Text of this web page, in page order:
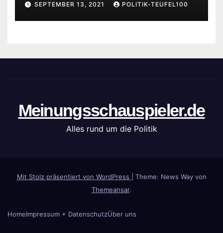
SEPTEMBER 13, 2021 POLITIK-TEUFEL100
Meinungsschauspieler.de
Alles rund um die Politik
Mit Stolz präsentiert von WordPress
Theme: News Way von
Themeansar.
HomeImpressum + DatenschutzÜber uns